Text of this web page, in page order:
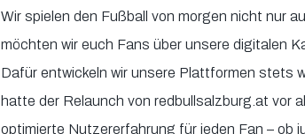
Wir spielen den Fußball von morgen nicht nur
möchten wir euch Fans über unsere digitalen
Dafür entwickeln wir unsere Plattformen stets
hatte der Relaunch von redbullsalzburg.at vor
optimierte Nutzererfahrung für jeden Fan – ob